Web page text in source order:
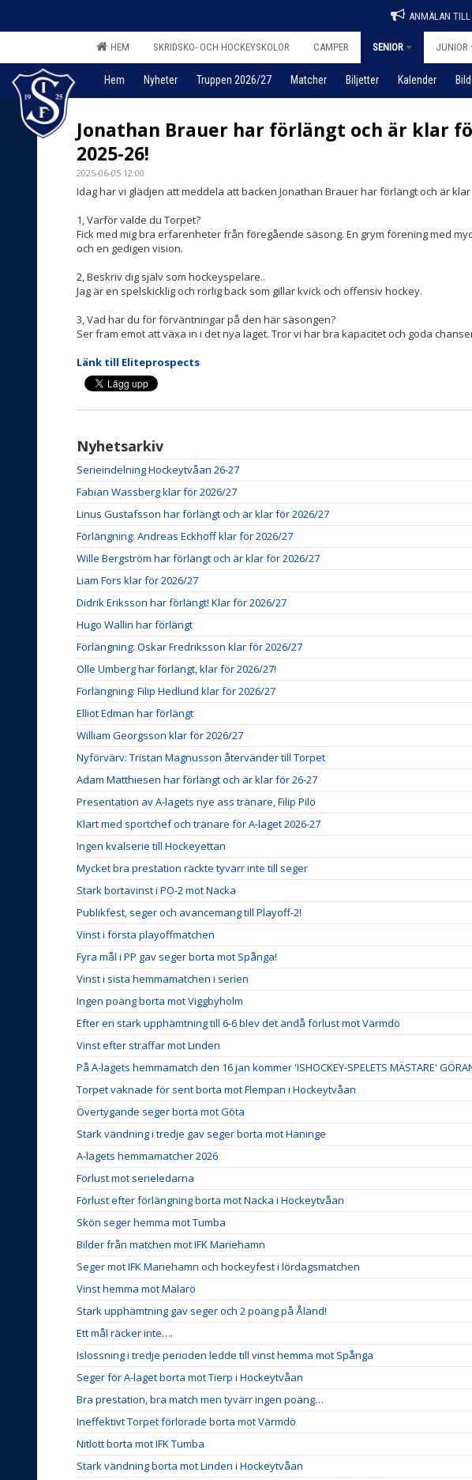
ANMÄLAN TILL
HEM SKRIDSKO- OCH HOCKEYSKOLOR CAMPER SENIOR JUNIOR
Hem Nyheter Truppen 2026/27 Matcher Biljetter Kalender
Jonathan Brauer har förlängt och är klar
2025-26!
2025-06-05 12:00
Idag har vi glädjen att meddela att backen Jonathan Brauer har förlängt och är klar
1, Varför valde du Torpet?
Fick med mig bra erfarenheter från föregående säsong. En grym förening med
och en gedigen vision.
2, Beskriv dig själv som hockeyspelare..
Jag är en spelskicklig och rörlig back som gillar kvick och offensiv hockey.
3, Vad har du för förväntningar på den här säsongen?
Ser fram emot att växa in i det nya laget. Tror vi har bra kapacitet och goda
Länk till Eliteprospects
Nyhetsarkiv
Serieindelning Hockeytvåan 26-27
Fabian Wassberg klar för 2026/27
Linus Gustafsson har förlängt och är klar för 2026/27
Förlängning: Andreas Eckhoff klar för 2026/27
Wille Bergström har förlängt och är klar för 2026/27
Liam Fors klar för 2026/27
Didrik Eriksson har förlängt! Klar för 2026/27
Hugo Wallin har förlängt
Förlängning: Oskar Fredriksson klar för 2026/27
Olle Umberg har förlängt, klar för 2026/27!
Förlängning: Filip Hedlund klar för 2026/27
Elliot Edman har förlängt
William Georgsson klar för 2026/27
Nyförvärv: Tristan Magnusson återvänder till Torpet
Adam Matthiesen har förlängt och är klar för 26-27
Presentation av A-lagets nye ass tränare, Filip Pilö
Klart med sportchef och tränare för A-laget 2026-27
Ingen kvalserie till Hockeyettan
Mycket bra prestation räckte tyvärr inte till seger
Stark bortavinst i PO-2 mot Nacka
Publikfest, seger och avancemang till Playoff-2!
Vinst i första playoffmatchen
Fyra mål i PP gav seger borta mot Spånga!
Vinst i sista hemmamatchen i serien
Ingen poäng borta mot Viggbyholm
Efter en stark upphämtning till 6-6 blev det ändå förlust mot Värmdö
Vinst efter straffar mot Linden
På A-lagets hemmamatch den 16 jan kommer 'ISHOCKEY-SPELETS MÄSTARE'
Torpet vaknade för sent borta mot Flempan i Hockeytvåan
Övertygande seger borta mot Göta
Stark vändning i tredje gav seger borta mot Haninge
A-lagets hemmamatcher 2026
Förlust mot serieledarna
Förlust efter förlängning borta mot Nacka i Hockeytvåan
Skön seger hemma mot Tumba
Bilder från matchen mot IFK Mariehamn
Seger mot IFK Mariehamn och hockeyfest i lördagsmatchen
Vinst hemma mot Mälarö
Stark upphämtning gav seger och 2 poäng på Åland!
Ett mål räcker inte….
Islossning i tredje perioden ledde till vinst hemma mot Spånga
Seger för A-laget borta mot Tierp i Hockeytvåan
Bra prestation, bra match men tyvärr ingen poäng…
Ineffektivt Torpet förlorade borta mot Värmdö
Nitlott borta mot IFK Tumba
Stark vändning borta mot Linden i Hockeytvåan